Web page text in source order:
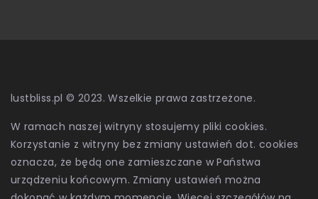
lustbliss.pl © 2023. Wszelkie prawa zastrzeżone.
W ramach naszej witryny stosujemy pliki cookies.
Korzystanie z witryny bez zmiany ustawień dot. cookies
oznacza, że będą one zamieszczane w Państwa
urządzeniu końcowym. Zmiany ustawień można